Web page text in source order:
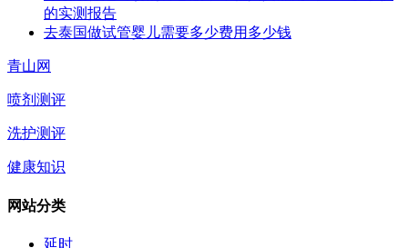
的实测报告
去泰国做试管婴儿需要多少费用多少钱
青山网
喷剂测评
洗护测评
健康知识
网站分类
延时